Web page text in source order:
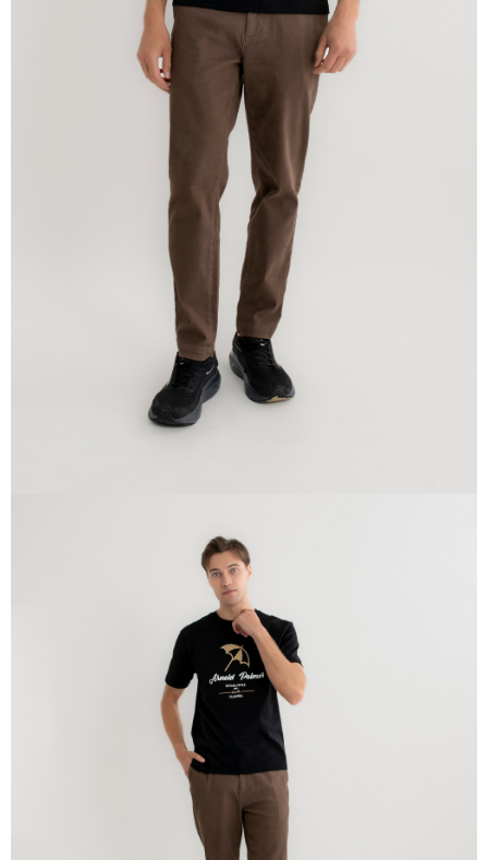
每筆NT$120，滿NT$1,500(含以上)免運費